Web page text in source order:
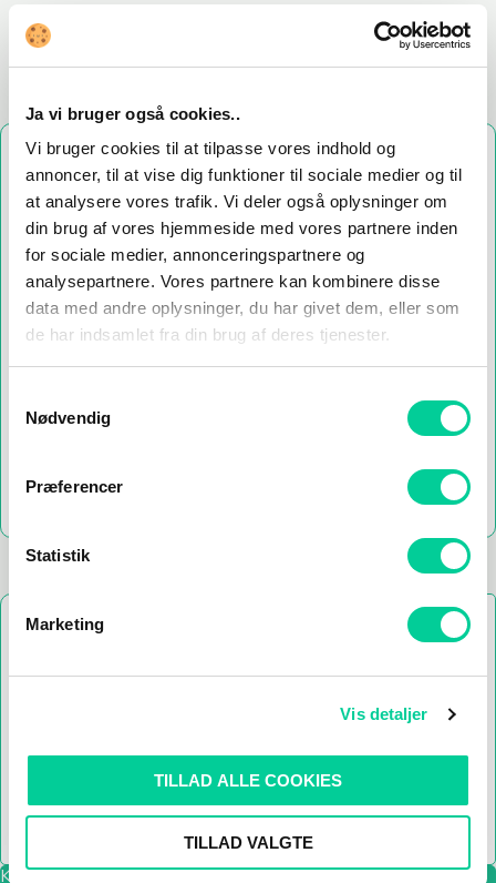
Ja vi bruger også cookies..
Vi bruger cookies til at tilpasse vores indhold og
annoncer, til at vise dig funktioner til sociale medier og til
at analysere vores trafik. Vi deler også oplysninger om
din brug af vores hjemmeside med vores partnere inden
for sociale medier, annonceringspartnere og
analysepartnere. Vores partnere kan kombinere disse
data med andre oplysninger, du har givet dem, eller som
de har indsamlet fra din brug af deres tjenester.
Nødvendig
Præferencer
Statistik
Marketing
Vis detaljer
TILLAD ALLE COOKIES
TILLAD VALGTE
Har du brug for hjælp?
Vores kundeservice team besvare gerne dine spørgsmål,
vi hjælper også meget gerne hvis du skulle have brug for
hjælp.
Kundeservice åbningstider
Weekender: 10-18
Helligdage: Lukket
Kontaktformular